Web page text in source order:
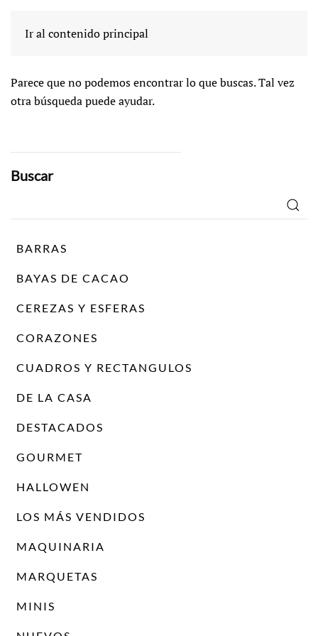
Ir al contenido principal
No se encuentra
Parece que no podemos encontrar lo que buscas. Tal vez
otra búsqueda puede ayudar.
Buscar
por:
BARRAS
BAYAS DE CACAO
CEREZAS Y ESFERAS
CORAZONES
CUADROS Y RECTANGULOS
DE LA CASA
DESTACADOS
GOURMET
HALLOWEN
LOS MÁS VENDIDOS
MAQUINARIA
MARQUETAS
MINIS